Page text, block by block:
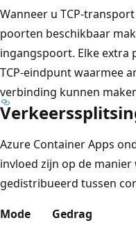
Wanneer u TCP-
poorten beschikbaar
ingangspoort. Elke
TCP-eindpunt waarmee
verbinding kunnen
Azure Container Apps
invloed zijn op de
gedistribueerd tussen
Mode
Gedrag